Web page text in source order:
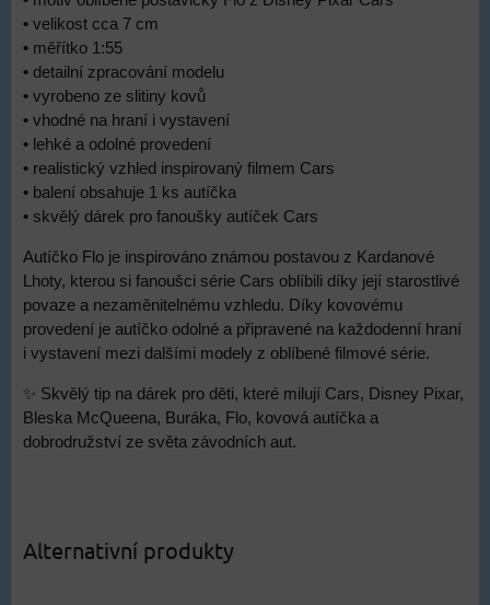
• velikost cca 7 cm
• měřítko 1:55
• detailní zpracování modelu
• vyrobeno ze slitiny kovů
• vhodné na hraní i vystavení
• lehké a odolné provedení
• realistický vzhled inspirovaný filmem Cars
• balení obsahuje 1 ks autíčka
• skvělý dárek pro fanoušky autíček Cars
Autíčko Flo je inspirováno známou postavou z Kardanové
Lhoty, kterou si fanoušci série Cars oblíbili díky její starostlivé
povaze a nezaměnitelnému vzhledu. Díky kovovému
provedení je autíčko odolné a připravené na každodenní hraní
i vystavení mezi dalšími modely z oblíbené filmové série.
✨ Skvělý tip na dárek pro děti, které milují Cars, Disney Pixar,
Bleska McQueena, Buráka, Flo, kovová autíčka a
dobrodružství ze světa závodních aut.
Alternativní produkty